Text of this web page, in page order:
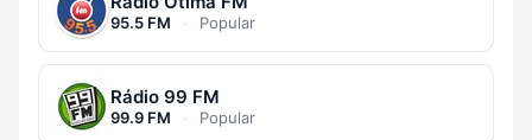
95.5 FM · Popular
Rádio 99 FM
99.9 FM · Popular